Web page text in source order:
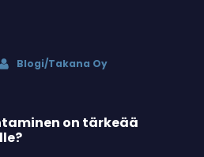
Blogi/Takana Oy
on tärkeää